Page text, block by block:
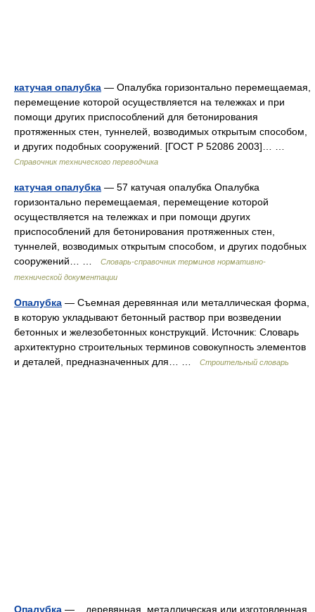
катучая опалубка — Опалубка горизонтально перемещаемая,
перемещение которой осуществляется на тележках и при
помощи других приспособлений для бетонирования
протяженных стен, туннелей, возводимых открытым способом,
и других подобных сооружений. [ГОСТ Р 52086 2003]… …
Справочник технического переводчика
катучая опалубка — 57 катучая опалубка Опалубка
горизонтально перемещаемая, перемещение которой
осуществляется на тележках и при помощи других
приспособлений для бетонирования протяженных стен,
туннелей, возводимых открытым способом, и других подобных
сооружений… …
Словарь-справочник терминов нормативно-
технической документации
Опалубка — Съемная деревянная или металлическая форма,
в которую укладывают бетонный раствор при возведении
бетонных и железобетонных конструкций. Источник: Словарь
архитектурно строительных терминов совокупность элементов
и деталей, предназначенных для… …
Строительный словарь
Опалубка — деревянная, металлическая или изготовленная